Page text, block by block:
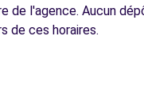
de l'agence. Aucun
de ces horaires.